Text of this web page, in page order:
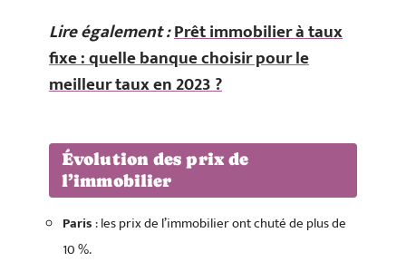
Lire également :Prêt immobilier à taux
fixe : quelle banque choisir pour le
meilleur taux en 2023 ?
Évolution des prix de
l’immobilier
Paris: les prix de l’immobilier ont chuté de plus de
10 %.